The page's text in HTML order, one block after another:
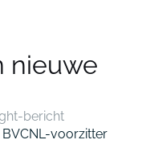
nieuwe
bericht
voorzitter